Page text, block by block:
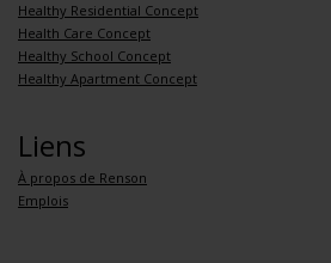
Healthy Residential Concept
Health Care Concept
Healthy School Concept
Healthy Apartment Concept
Liens
À propos de Renson
Emplois